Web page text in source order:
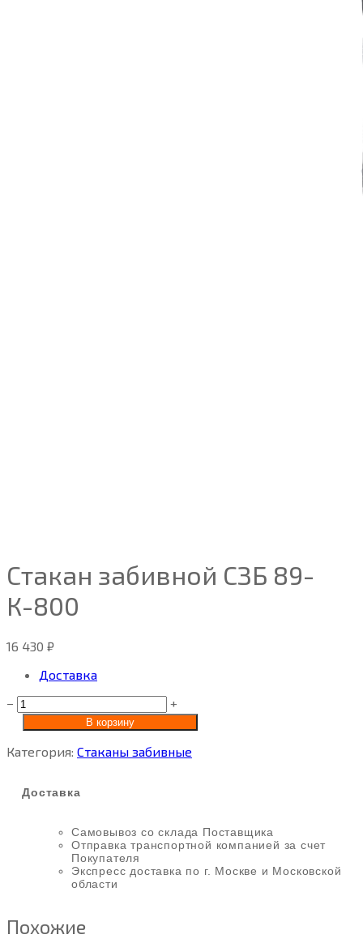
Стакан забивной СЗБ 89-
К-800
16 430 ₽
Доставка
−
+
В корзину
Категория: Стаканы забивные
Доставка
Самовывоз со склада Поставщика
Отправка транспортной компанией за счет
Покупателя
Экспресс доставка по г. Москве и Московской
области
Похожие